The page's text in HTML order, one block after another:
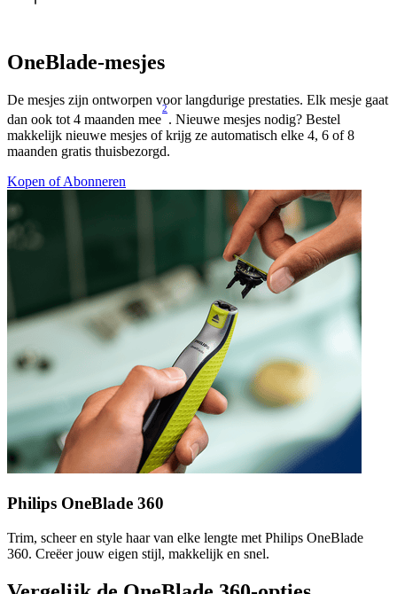
OneBlade-mesjes
De mesjes zijn ontworpen voor langdurige prestaties. Elk mesje gaat
dan ook tot 4 maanden mee
2
. Nieuwe mesjes nodig? Bestel
makkelijk nieuwe mesjes of krijg ze automatisch elke 4, 6 of 8
maanden gratis thuisbezorgd.
Kopen of Abonneren
Philips OneBlade 360
Trim, scheer en style haar van elke lengte met Philips OneBlade
360. Creëer jouw eigen stijl, makkelijk en snel.